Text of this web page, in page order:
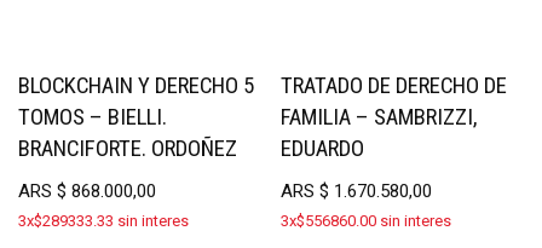
BLOCKCHAIN Y DERECHO 5
TOMOS – BIELLI.
BRANCIFORTE. ORDOÑEZ
ARS $ 868.000,00
3x$289333.33 sin interes
TRATADO DE DERECHO DE
FAMILIA – SAMBRIZZI,
EDUARDO
ARS$ 1.670.580,00
3x$556860.00 sin interes